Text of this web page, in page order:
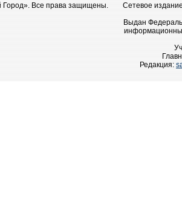
Все права защищены.
Сетевое
Выдан
Редакция: